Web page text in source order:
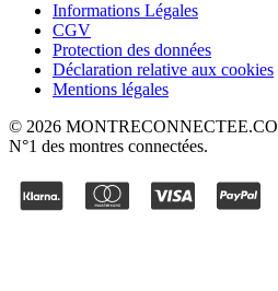
Informations Légales
CGV
Protection des données
Déclaration relative aux cookies
Mentions légales
© 2026 MONTRECONNECTEE.CO
N°1 des montres connectées.